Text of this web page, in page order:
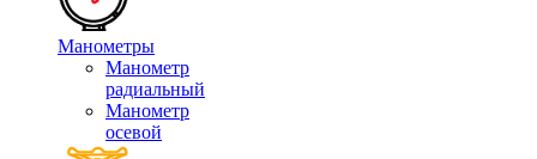
Манометры
Манометр
радиальный
Манометр
осевой